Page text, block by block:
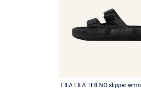
FILA FILA TIRENO slipper wmn